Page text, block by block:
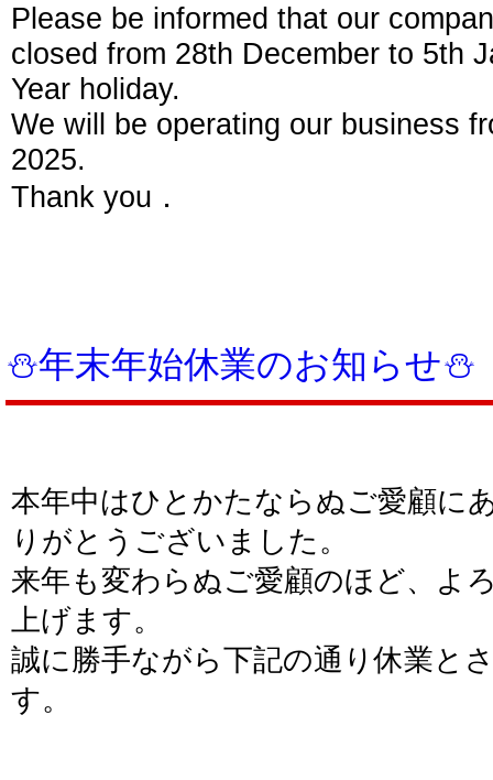
Please be informed that our
closed from 28th December to 5th
Year holiday.
We will be operating our business
2025.
Thank you．
⛄年末年始休業のお知らせ⛄
本年中はひとかたならぬご愛顧に
りがとうございました。
来年も変わらぬご愛顧のほど、よ
上げます。
誠に勝手ながら下記の通り休業と
す。